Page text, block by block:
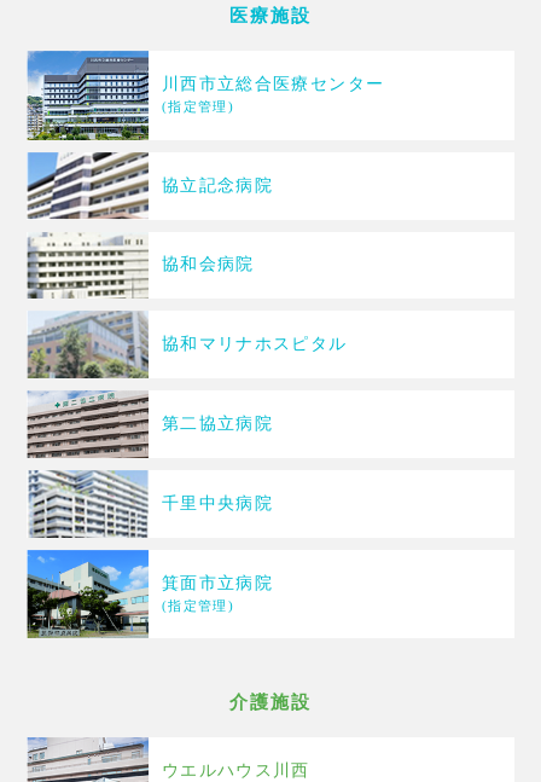
医療施設
川西市立総合医療センター
(指定管理)
協立記念病院
協和会病院
協和マリナホスピタル
第二協立病院
千里中央病院
箕面市立病院
(指定管理)
介護施設
ウエルハウス川西